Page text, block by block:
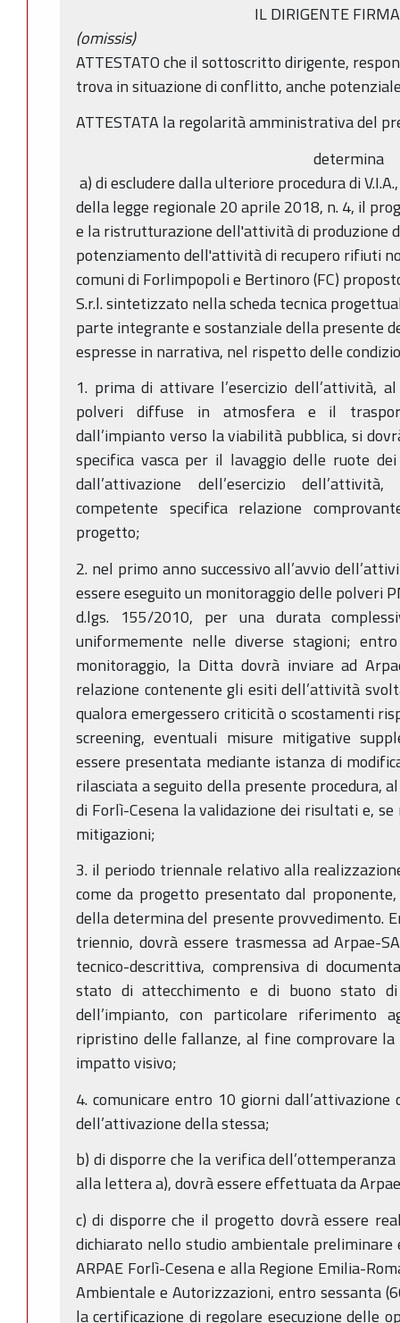
IL DIRIGENTE
(omissis)
ATTESTATO che il sottoscritto dirigente,
trova in situazione di conflitto, anche
ATTESTATA la regolarità amministrativa del
determina
a) di escludere dalla ulteriore procedura di
della legge regionale 20 aprile 2018, n. 4, il
e la ristrutturazione dell'attività di produzione
potenziamento dell'attività di recupero rifiuti
comuni di Forlimpopoli e Bertinoro (FC)
S.r.l. sintetizzato nella scheda tecnica
parte integrante e sostanziale della presente
espresse in narrativa, nel rispetto delle
1. prima di attivare l’esercizio dell’attività,
polveri diffuse in atmosfera e il
dall’impianto verso la viabilità pubblica, si
specifica vasca per il lavaggio delle ruote
dall’attivazione dell’esercizio
competente specifica relazione
progetto;
2. nel primo anno successivo all’avvio
essere eseguito un monitoraggio delle polveri
d.lgs. 155/2010, per una durata
uniformemente nelle diverse stagioni;
monitoraggio, la Ditta dovrà inviare ad
relazione contenente gli esiti dell’attività
qualora emergessero criticità o scostamenti
screening, eventuali misure mitigative
essere presentata mediante istanza di
rilasciata a seguito della presente procedura,
di Forlì-Cesena la validazione dei risultati e, se
mitigazioni;
3. il periodo triennale relativo alla
come da progetto presentato dal
della determina del presente provvedimento.
triennio, dovrà essere trasmessa ad Arpae-
tecnico-descrittiva, comprensiva di
stato di attecchimento e di buono stato
dell’impianto, con particolare
ripristino delle fallanze, al fine comprovare
impatto visivo;
4. comunicare entro 10 giorni dall’attivazione
dell’attivazione della stessa;
b) di disporre che la verifica
alla lettera a), dovrà essere effettuata da
c) di disporre che il progetto dovrà essere
dichiarato nello studio ambientale preliminare
ARPAE Forlì-Cesena e alla Regione Emilia-
Ambientale e Autorizzazioni, entro sessanta
la certificazione di regolare esecuzione delle